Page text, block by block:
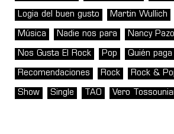
Logia del buen gusto Martin Wullich
Música Nadie nos para Nancy
Nos Gusta El Rock Pop Quién
Recomendaciones Rock Rock &
Show Single TAO Vero